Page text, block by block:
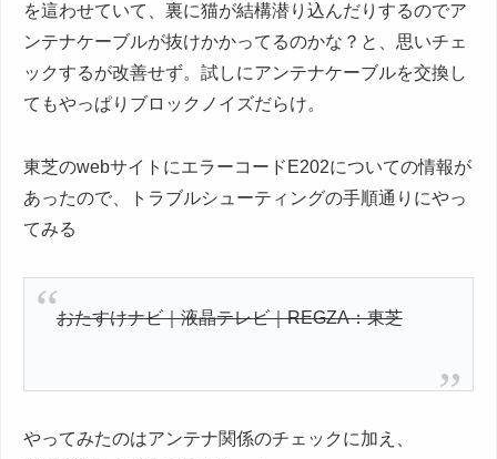
を這わせていて、裏に猫が結構潜り込んだりするのでア
ンテナケーブルが抜けかかってるのかな？と、思いチェ
ックするが改善せず。試しにアンテナケーブルを交換し
てもやっぱりブロックノイズだらけ。
東芝のwebサイトにエラーコードE202についての情報が
あったので、トラブルシューティングの手順通りにやっ
てみる
おたすけナビ｜液晶テレビ｜REGZA：東芝
やってみたのはアンテナ関係のチェックに加え、